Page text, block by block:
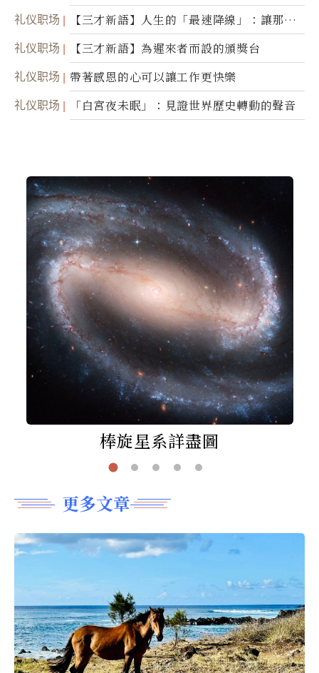
礼仪职场
【三才新語】人生的「最速降線」：讓那道
光，帶你滑向自己
礼仪职场 【三才新語】為遲來者而設的頒獎台
礼仪职场 帶著感恩的心可以讓工作更快樂
礼仪职场 「白宮夜未眠」：見證世界歷史轉動的聲音
棒旋星系詳盡圖
更多文章